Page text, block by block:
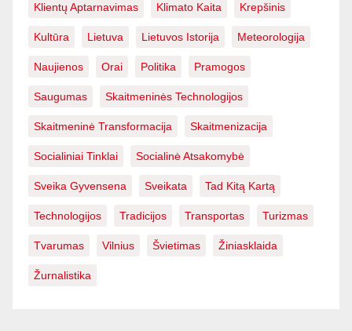
Klientų Aptarnavimas Klimato Kaita Krepšinis
Kultūra Lietuva Lietuvos Istorija Meteorologija
Naujienos Orai Politika Pramogos
Saugumas Skaitmeninės Technologijos
Skaitmeninė Transformacija Skaitmenizacija
Socialiniai Tinklai Socialinė Atsakomybė
Sveika Gyvensena Sveikata Tad Kitą Kartą
Technologijos Tradicijos Transportas Turizmas
Tvarumas Vilnius Švietimas Žiniasklaida
Žurnalistika